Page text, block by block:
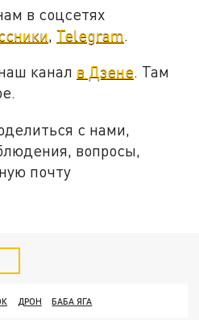
в соцсетях
, Telegram.
канал в Дзене. Там
с нами,
вопросы,
почту
ДРОН БАБА ЯГА